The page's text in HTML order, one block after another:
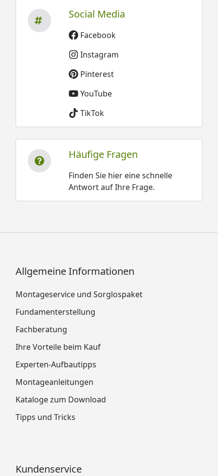
Social Media
Facebook
Instagram
Pinterest
YouTube
TikTok
Häufige Fragen
Finden Sie hier eine schnelle
Antwort auf Ihre Frage.
Allgemeine Informationen
Montageservice und Sorglospaket
Fundamenterstellung
Fachberatung
Ihre Vorteile beim Kauf
Experten-Aufbautipps
Montageanleitungen
Kataloge zum Download
Tipps und Tricks
Kundenservice